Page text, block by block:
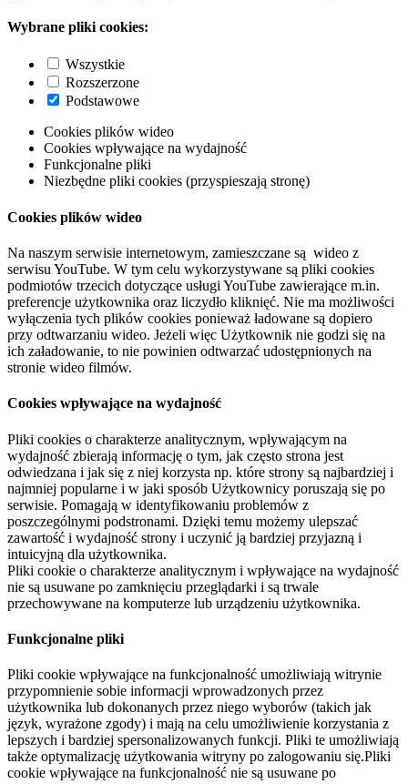
Wybrane pliki cookies:
Wszystkie
Rozszerzone
Podstawowe
Cookies plików wideo
Cookies wpływające na wydajność
Funkcjonalne pliki
Niezbędne pliki cookies (przyspieszają stronę)
Cookies plików wideo
Na naszym serwisie internetowym, zamieszczane są wideo z
serwisu YouTube. W tym celu wykorzystywane są pliki cookies
podmiotów trzecich dotyczące usługi YouTube zawierające m.in.
preferencje użytkownika oraz liczydło kliknięć. Nie ma możliwości
wyłączenia tych plików cookies ponieważ ładowane są dopiero
przy odtwarzaniu wideo. Jeżeli więc Użytkownik nie godzi się na
ich załadowanie, to nie powinien odtwarzać udostępnionych na
stronie wideo filmów.
Cookies wpływające na wydajność
Pliki cookies o charakterze analitycznym, wpływającym na
wydajność zbierają informację o tym, jak często strona jest
odwiedzana i jak się z niej korzysta np. które strony są najbardziej i
najmniej popularne i w jaki sposób Użytkownicy poruszają się po
serwisie. Pomagają w identyfikowaniu problemów z
poszczególnymi podstronami. Dzięki temu możemy ulepszać
zawartość i wydajność strony i uczynić ją bardziej przyjazną i
intuicyjną dla użytkownika.
Pliki cookie o charakterze analitycznym i wpływające na wydajność
nie są usuwane po zamknięciu przeglądarki i są trwale
przechowywane na komputerze lub urządzeniu użytkownika.
Funkcjonalne pliki
Pliki cookie wpływające na funkcjonalność umożliwiają witrynie
przypomnienie sobie informacji wprowadzonych przez
użytkownika lub dokonanych przez niego wyborów (takich jak
język, wyrażone zgody) i mają na celu umożliwienie korzystania z
lepszych i bardziej spersonalizowanych funkcji. Pliki te umożliwiają
także optymalizację użytkowania witryny po zalogowaniu się.Pliki
cookie wpływające na funkcjonalność nie są usuwane po